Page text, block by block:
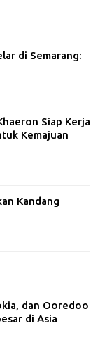
di Semarang:
Siap Kerja
Kemajuan
Kandang
dan Ooredoo
di Asia